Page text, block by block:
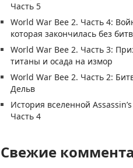
Часть 5
World War Bee 2. Часть 4:
которая закончилась без
World War Bee 2. Часть 3:
титаны и осада на измор
World War Bee 2. Часть 2:
Дельв
История вселенной
Часть 4
Свежие